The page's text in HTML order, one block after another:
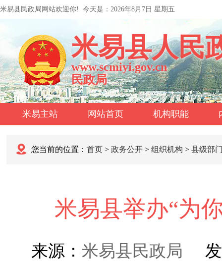
米易县民政局网站欢迎你! 今天是： 2026年8月7日 星期五
米易县人民
www.scmiyi.gov.cn
民政局
米易主站 网站首页 机构职能
您当前的位置： 首页 > 政务公开 > 组织机构 > 县级部
米易县举办“为
来源： 米易县民政局 发